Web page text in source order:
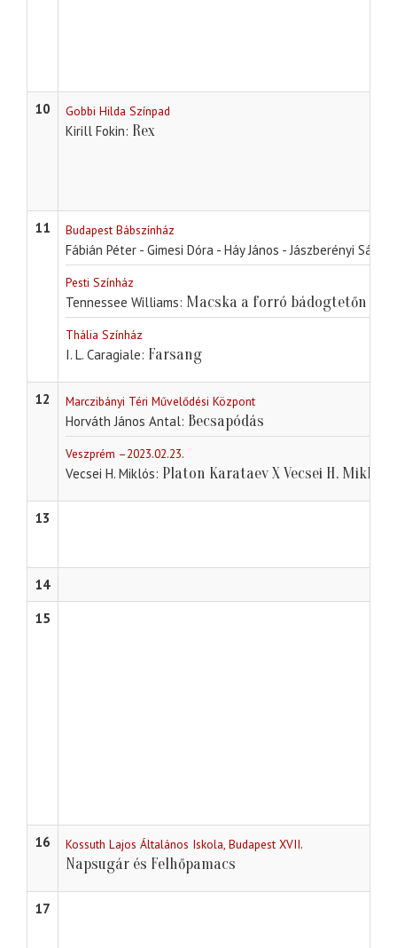
10 Gobbi Hilda Színpad
Kirill Fokin Rex
11 Budapest Bábszínház
Fábián Péter - Gimesi Dóra - Háy János - Jászberényi
Pesti Színház
Tennessee Williams Macska a forró bádogtetőn
Thália Színház
I. L. Caragiale Farsang
12 Marczibányi Téri Művelődési Központ
Horváth János Antal Becsapódás
Veszprém –2023.02.23.
Vecsei H. Miklós Platon Karataev X Vecsei H. Miklós
13
14
15
16 Kossuth Lajos Általános Iskola, Budapest XVII.
Napsugár és Felhőpamacs
17